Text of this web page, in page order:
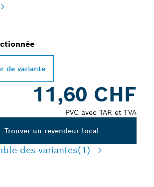
de variante
11,60 CHF
PVC avec TAR et TVA
Trouver un revendeur local
des variantes(1)